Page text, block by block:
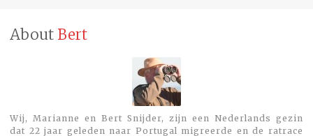
About Bert
Wij, Marianne en Bert Snijder, zijn een Nederlands gezin
dat 22 jaar geleden naar Portugal migreerde en de ratrace